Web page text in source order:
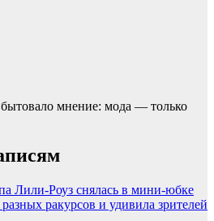
мнение: мода — только
Лили-Роуз снялась в мини-юбке
ракурсов и удивила зрителей